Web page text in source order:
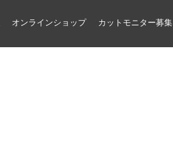
オンラインショップ カットモニター募集